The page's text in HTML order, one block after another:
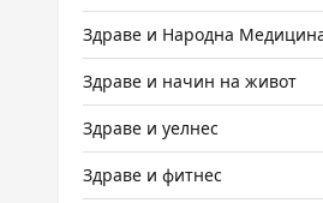
Здраве и Народна
Здраве и начин на живот
Здраве и уелнес
Здраве и фитнес